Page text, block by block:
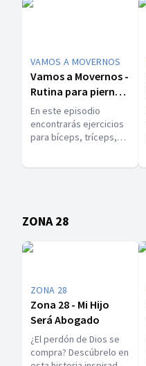
VAMOS A MOVERNOS
Vamos a Movernos -
Rutina para piernas
y cardio
En este episodio
encontrarás ejercicios
para bíceps, tríceps,
ZONA 28
ZONA 28
Zona 28 - Mi Hijo
Será Abogado
¿El perdón de Dios se
compra? Descúbrelo en